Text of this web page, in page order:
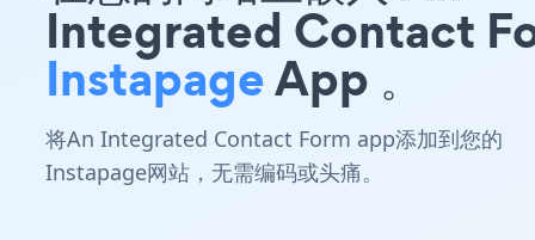
Integrated Contact
InstapageApp 。
将An Integrated Contact Form app添加到您的
Instapage网站，无需编码或头痛。